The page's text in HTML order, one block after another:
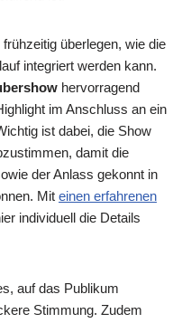
überlegen, wie die
integriert werden kann.
hervorragend
im Anschluss an ein
ist dabei, die Show
damit die
der Anlass gekonnt in
Mit einen erfahrenen
individuell die Details
auf das Publikum
Stimmung. Zudem